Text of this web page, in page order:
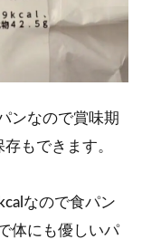
ンなので賞味期
もできます。
なので食パン
体にも優しいパ